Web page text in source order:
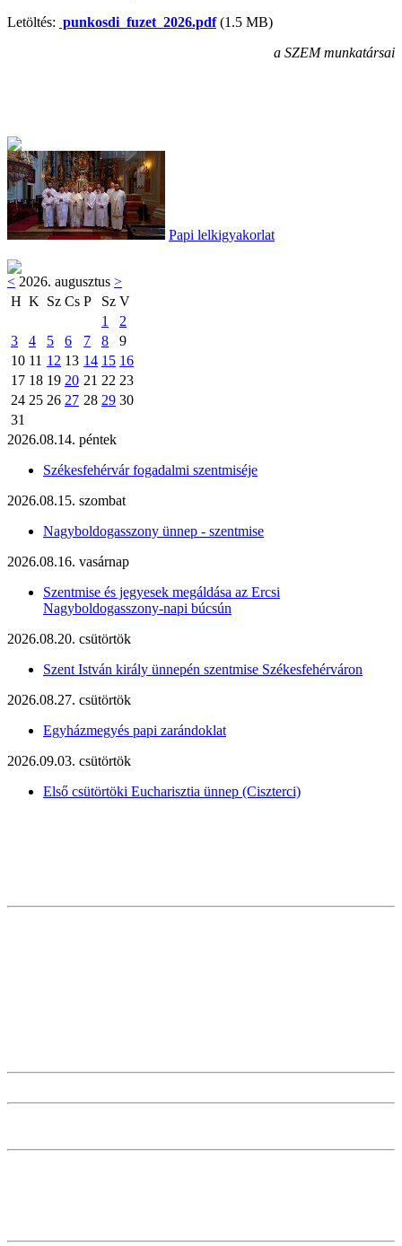
Letöltés: punkosdi_fuzet_2026.pdf(1.5 MB)
a SZEM munkatársai
Papi lelkigyakorlat
< 2026. augusztus >
H K Sz Cs P Sz V
1
2
3
4 5 6 7 8
9
10 11 12 13 14 15 16
17 18 19 20 21 22 23
24 25 26 27 28 29 30
31
2026.08.14. péntek
Székesfehérvár fogadalmi szentmiséje
2026.08.15. szombat
Nagyboldogasszony ünnep - szentmise
2026.08.16. vasárnap
Szentmise és jegyesek megáldása az Ercsi
Nagyboldogasszony-napi búcsún
2026.08.20. csütörtök
Szent István király ünnepén szentmise Székesfehérváron
2026.08.27. csütörtök
Egyházmegyés papi zarándoklat
2026.09.03. csütörtök
Első csütörtöki Eucharisztia ünnep (Ciszterci)